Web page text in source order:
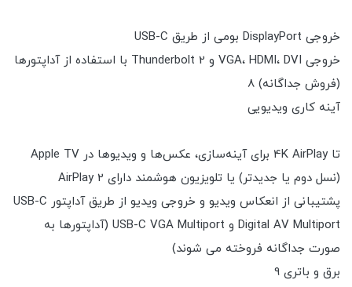
خروجی DisplayPort بومی از طریق USB-C
خروجی VGA، HDMI، DVI و Thunderbolt 2 با استفاده از آداپتورها
(فروش جداگانه) 8
آینه کاری ویدیویی
تا 4K AirPlay برای آینه‌سازی، عکس‌ها و ویدیوها در Apple TV
(نسل دوم یا جدیدتر) یا تلویزیون هوشمند دارای AirPlay 2
پشتیبانی از انعکاس ویدیو و خروجی ویدیو از طریق آداپتور USB-C
Digital AV Multiport و USB-C VGA Multiport (آداپتورها به
صورت جداگانه فروخته می شوند)
برق و باتری 9